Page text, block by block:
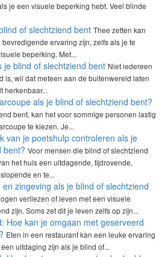
je een visuele beperking hebt. Veel blinde
of slechtziend bent Thee zetten kan
ervaring zijn, zelfs als je te
beperking. Met...
je blind of slechtziend bent Niet iedereen
is, wil dat meteen aan de buitenwereld laten
herkenbaar...
als je blind of slechtziend bent?
bent, kan het voor sommige personen lastig
te kiezen. Je...
van je poetshulp controleren als je
bent? Voor mensen die blind of slechtziend
het huis een uitdagende, tijdrovende,
en te...
zingeving als je blind of slechtziend
verliezen of leven met een visuele
zijn. Soms zet dit je leven zelfs op zijn...
Hoe kan je omgaan met geserveerd
Eten in een restaurant kan een leuke ervaring
uitdaging zijn als je blind of...